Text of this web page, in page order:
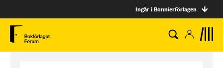
Ingår i Bonnierförlagen